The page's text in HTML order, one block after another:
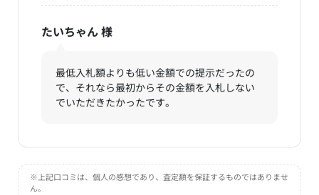
たいちゃん様
最低入札額よりも低い金額での提示だったの
で、それなら最初からその金額を入札しない
でいただきたかったです。
※上記口コミは、個人の感想であり、査定額を保証するものではありませ
ん。